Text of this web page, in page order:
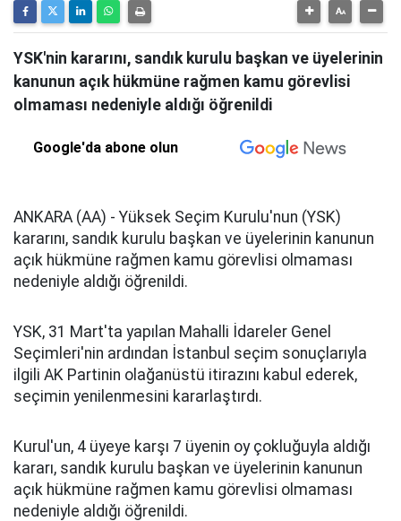
YSK'nin kararını, sandık kurulu başkan ve üyelerinin
kanunun açık hükmüne rağmen kamu görevlisi
olmaması nedeniyle aldığı öğrenildi
Google'da abone olun
ANKARA (AA) - Yüksek Seçim Kurulu'nun (YSK)
kararını, sandık kurulu başkan ve üyelerinin kanunun
açık hükmüne rağmen kamu görevlisi olmaması
nedeniyle aldığı öğrenildi.
YSK, 31 Mart'ta yapılan Mahalli İdareler Genel
Seçimleri'nin ardından İstanbul seçim sonuçlarıyla
ilgili AK Partinin olağanüstü itirazını kabul ederek,
seçimin yenilenmesini kararlaştırdı.
Kurul'un, 4 üyeye karşı 7 üyenin oy çokluğuyla aldığı
kararı, sandık kurulu başkan ve üyelerinin kanunun
açık hükmüne rağmen kamu görevlisi olmaması
nedeniyle aldığı öğrenildi.